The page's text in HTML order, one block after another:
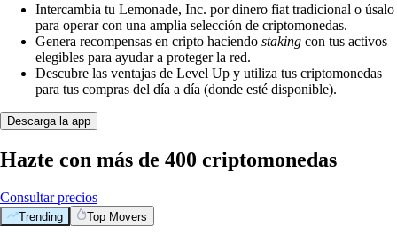
Intercambia tu Lemonade, Inc. por dinero fiat tradicional o úsalo
para operar con una amplia selección de criptomonedas.
Genera recompensas en cripto haciendo staking con tus activos
elegibles para ayudar a proteger la red.
Descubre las ventajas de Level Up y utiliza tus criptomonedas
para tus compras del día a día (donde esté disponible).
Descarga la app
Hazte con más de 400 criptomonedas
Consultar precios
Trending Top Movers